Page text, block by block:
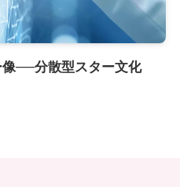
──分散型スター文化